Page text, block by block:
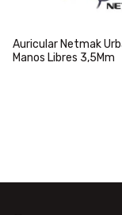
Auricular Netmak
Manos Libres 3,5Mm